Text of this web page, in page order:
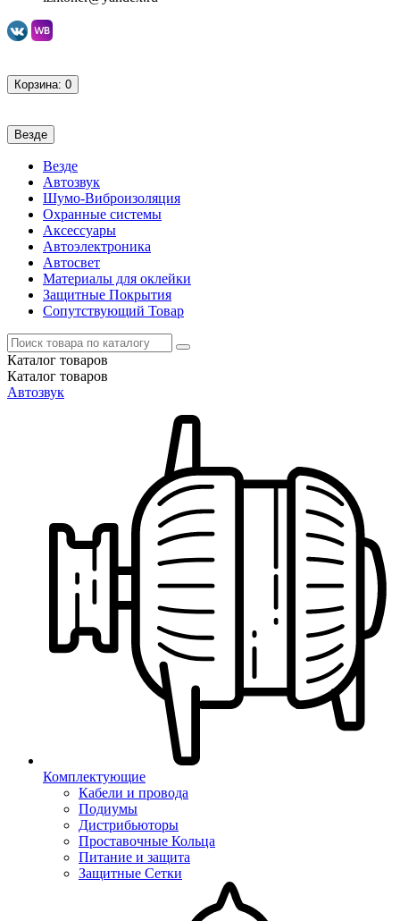
Корзина: 0
Везде
Везде
Автозвук
Шумо-Виброизоляция
Охранные системы
Аксессуары
Автоэлектроника
Автосвет
Материалы для оклейки
Защитные Покрытия
Сопутствующий Товар
Каталог товаров
Каталог товаров
Автозвук
Комплектующие
Кабели и провода
Подиумы
Дистрибьюторы
Проставочные Кольца
Питание и защита
Защитные Сетки